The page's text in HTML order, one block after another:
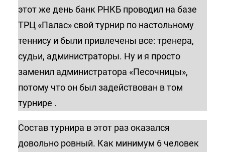
этот же день банк РНКБ проводил на базе
ТРЦ «Палас» свой турнир по настольному
теннису и были привлечены все: тренера,
судьи, администраторы. Ну и я просто
заменил администратора «Песочницы»,
потому что он был задействован в том
турнире .
Состав турнира в этот раз оказался
довольно ровный. Как минимум 6 человек